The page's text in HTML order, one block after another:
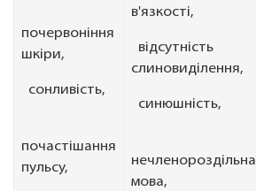
почервоніння
шкіри,
сонливість,
почастішання
пульсу,
в'язкості,
відсутність
слиновиділення,
синюшність,
нечленороздільна
мова,